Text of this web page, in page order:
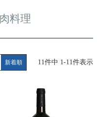
料理
新着順 11件中 1-11件表示